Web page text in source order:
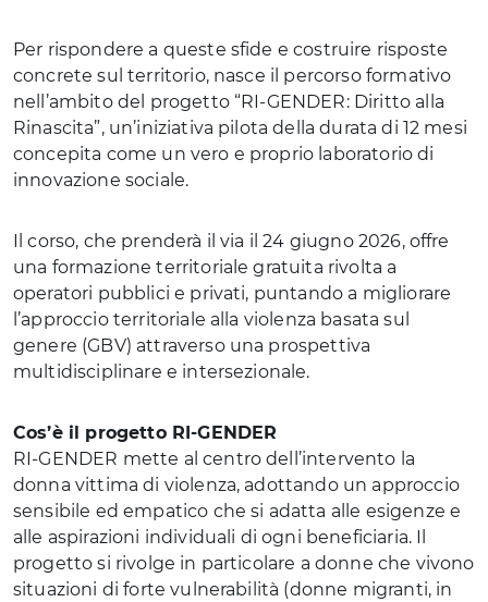
Per rispondere a queste sfide e costruire risposte
concrete sul territorio, nasce il percorso formativo
nell’ambito del progetto “RI-GENDER: Diritto alla
Rinascita”, un’iniziativa pilota della durata di 12 mesi
concepita come un vero e proprio laboratorio di
innovazione sociale.
Il corso, che prenderà il via il 24 giugno 2026, offre
una formazione territoriale gratuita rivolta a
operatori pubblici e privati, puntando a migliorare
l’approccio territoriale alla violenza basata sul
genere (GBV) attraverso una prospettiva
multidisciplinare e intersezionale.
Cos’è il progetto RI-GENDER
RI-GENDER mette al centro dell’intervento la
donna vittima di violenza, adottando un approccio
sensibile ed empatico che si adatta alle esigenze e
alle aspirazioni individuali di ogni beneficiaria. Il
progetto si rivolge in particolare a donne che vivono
situazioni di forte vulnerabilità (donne migranti, in